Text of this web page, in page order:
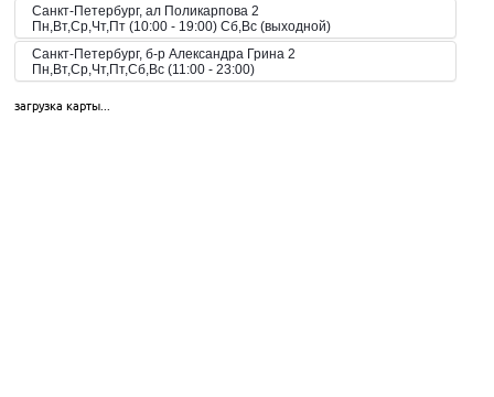
Санкт-Петербург, ал Поликарпова 2
Пн,Вт,Ср,Чт,Пт (10:00 - 19:00) Сб,Вс (выходной)
Санкт-Петербург, б-р Александра Грина 2
Пн,Вт,Ср,Чт,Пт,Сб,Вс (11:00 - 23:00)
Пн,Вт,Ср,Чт,Пт,Сб,Вс (09:00 - 21:00)
загрузка карты...